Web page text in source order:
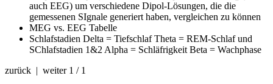
auch EEG) um verschiedene Dipol-Lösungen, die die
gemessenen SIgnale generiert haben, vergleichen zu können
MEG vs. EEG Tabelle
Schlafstadien Delta = Tiefschlaf Theta = REM-Schlaf und
SChlafstadien 1&2 Alpha = Schläfrigkeit Beta = Wachphase
zurück | weiter 1 / 1